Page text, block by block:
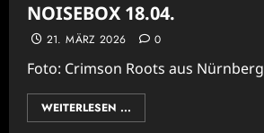
NOISEBOX 18.04.
21. MÄRZ 2026 0
Foto: Crimson Roots aus Nürnberg
WEITERLESEN ...